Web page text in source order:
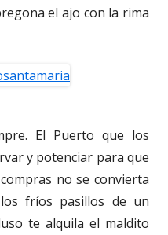
el ajo con la rima
El Puerto que los
y potenciar para que
no se convierta
fríos pasillos de un
te alquila el maldito